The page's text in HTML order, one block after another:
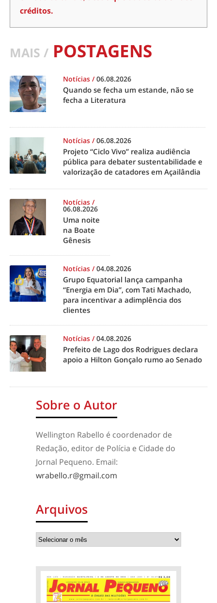
créditos.
MAIS / POSTAGENS
Notícias /06.08.2026
Quando se fecha um estande, não se
fecha a Literatura
Notícias /06.08.2026
Projeto “Ciclo Vivo” realiza audiência
pública para debater sustentabilidade e
valorização de catadores em Açailândia
Notícias /
06.08.2026
Uma noite
na Boate
Gênesis
Notícias /04.08.2026
Grupo Equatorial lança campanha
“Energia em Dia”, com Tati Machado,
para incentivar a adimplência dos
clientes
Notícias /04.08.2026
Prefeito de Lago dos Rodrigues declara
apoio a Hilton Gonçalo rumo ao Senado
Sobre o Autor
Wellington Rabello é coordenador de
Redação, editor de Polícia e Cidade do
Jornal Pequeno. Email:
wrabello.r@gmail.com
Arquivos